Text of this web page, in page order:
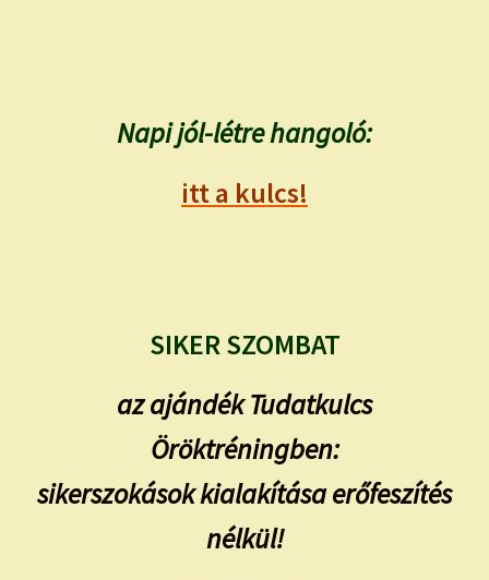
Napi jól-létre hangoló:
itt a kulcs!
SIKER SZOMBAT
az ajándék Tudatkulcs
Öröktréningben:
sikerszokások kialakítása erőfeszítés
nélkül!